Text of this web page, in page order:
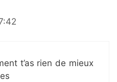
t’as rien de mieux